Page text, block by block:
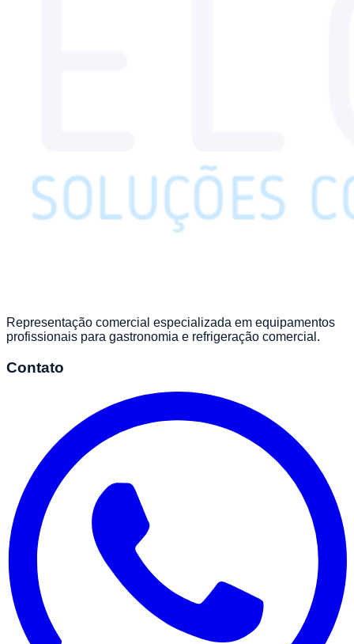
Representação comercial especializada em equipamentos
profissionais para gastronomia e refrigeração comercial.
Contato